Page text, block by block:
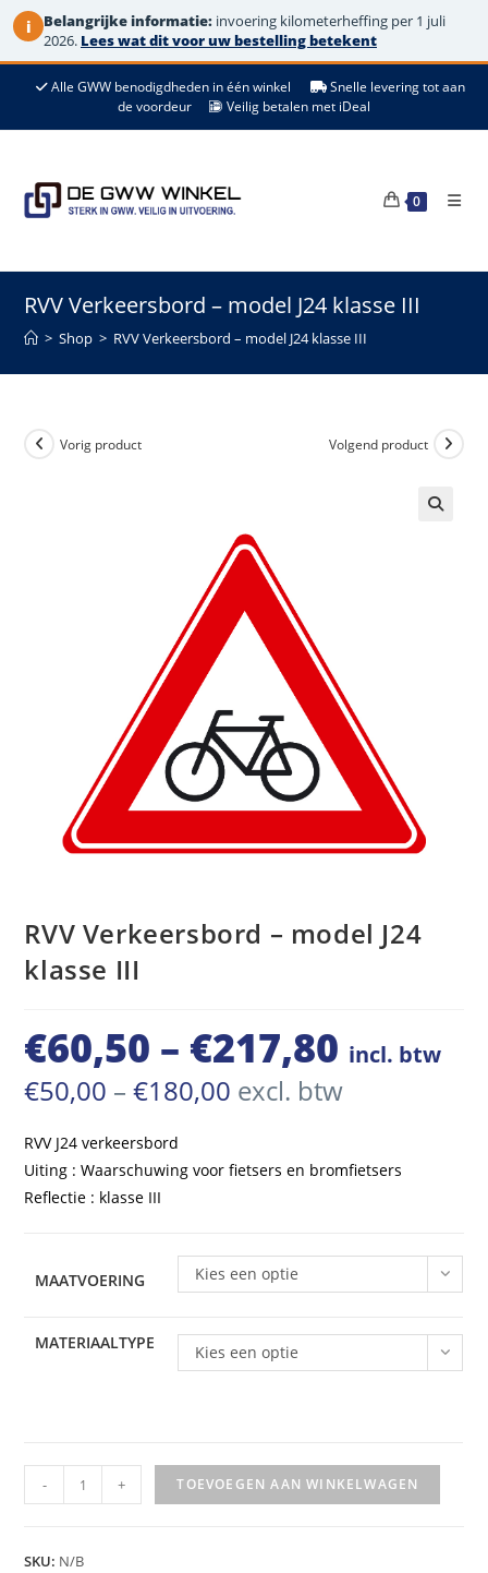
i Belangrijke informatie: invoering kilometerheffing per 1 juli
2026. Lees wat dit voor uw bestelling betekent
de
Alle GWW benodigdheden in één winkel
Snelle levering tot aan
de voordeur
Veilig betalen met iDeal
0
RVV Verkeersbord – model J24 klasse III
> Shop > RVV Verkeersbord – model J24 klasse III
Vorig product Volgend product
RVV Verkeersbord – model J24
klasse III
€60,50 – €217,80 Prijsklasse:
incl. btw
€50,00 – €180,00 Prijsklasse:
€50,00
excl. btw
RVV J24 verkeersbord
Uiting : Waarschuwing voor fietsers en bromfietsers
Reflectie : klasse III
MAATVOERING Kies een optie
MATERIAALTYPE Kies een optie
Verkeersbord
model
- + TOEVOEGEN AAN WINKELWAGEN
SKU: N/B